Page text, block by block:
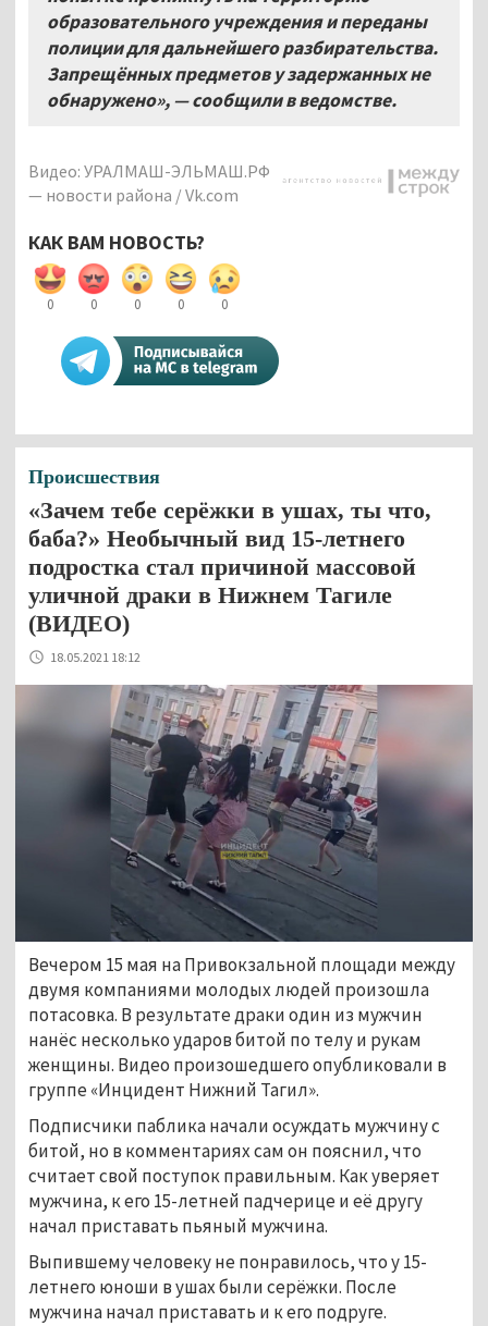
образовательного учреждения и переданы
полиции для дальнейшего разбирательства.
Запрещённых предметов у задержанных не
обнаружено», — сообщили в ведомстве.
Видео: УРАЛМАШ-ЭЛЬМАШ.РФ
— новости района / Vk.com
КАК ВАМ НОВОСТЬ?
0 0 0 0 0
Происшествия
«Зачем тебе серёжки в ушах, ты что,
баба?» Необычный вид 15-летнего
подростка стал причиной массовой
уличной драки в Нижнем Тагиле
(ВИДЕО)
18.05.2021 18:12
Вечером 15 мая на Привокзальной площади между
двумя компаниями молодых людей произошла
потасовка. В результате драки один из мужчин
нанёс несколько ударов битой по телу и рукам
женщины. Видео произошедшего опубликовали в
группе «Инцидент Нижний Тагил».
Подписчики паблика начали осуждать мужчину с
битой, но в комментариях сам он пояснил, что
считает свой поступок правильным. Как уверяет
мужчина, к его 15-летней падчерице и её другу
начал приставать пьяный мужчина.
Выпившему человеку не понравилось, что у 15-
летнего юноши в ушах были серёжки. После
мужчина начал приставать и к его подруге.